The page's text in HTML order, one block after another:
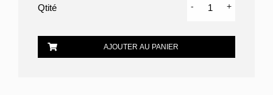
-quantité
KENZO
+
AJOUTER AU PANIER